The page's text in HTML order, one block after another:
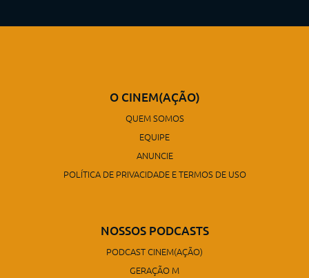
O CINEM(AÇÃO)
QUEM SOMOS
EQUIPE
ANUNCIE
POLÍTICA DE PRIVACIDADE E TERMOS DE USO
NOSSOS PODCASTS
PODCAST CINEM(AÇÃO)
GERAÇÃO M